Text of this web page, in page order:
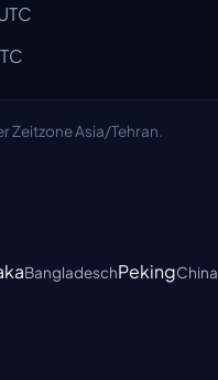
Zeitzone Asia/Tehran.
BangladeschPekingChina